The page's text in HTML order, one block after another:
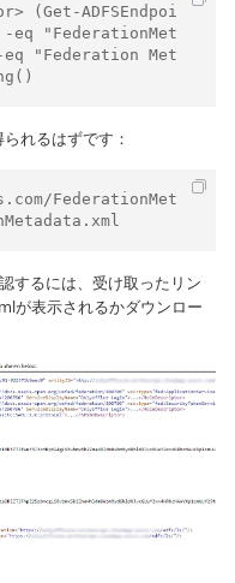
(Get-ADFSEndpoi
"FederationMet
"Federation Met
れるはずです：
FederationMet
するには、受け取ったリン
が表示されるかダウンロー